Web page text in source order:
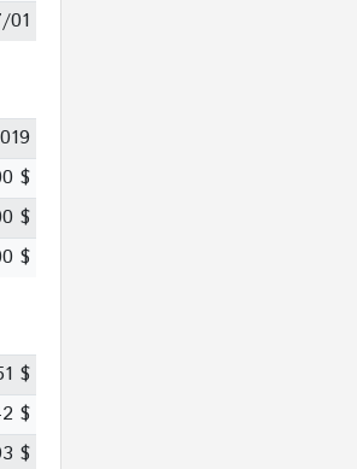
01
$
$
$
$
$
$